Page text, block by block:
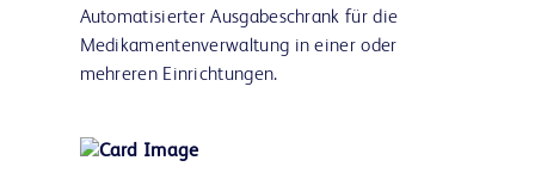
Automatisierter Ausgabeschrank für die
Medikamentenverwaltung in einer oder
mehreren Einrichtungen.